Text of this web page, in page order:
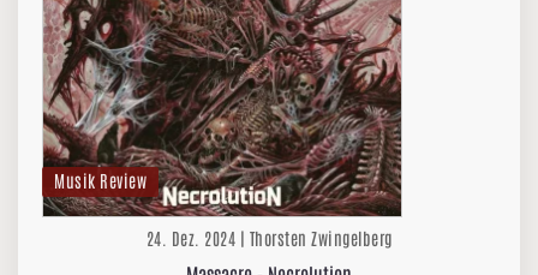
Musik Review
24. Dez. 2024 | Thorsten Zwingelberg